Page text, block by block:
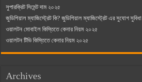
সুপারক্রিট সিমেন্ট দাম ২০২৫
জুডিশিয়াল ম্যাজিস্ট্রেট কি? জুডিশিয়াল ম্যাজিস্ট্রেট এর সুযোগ সুবিধা
ওয়ালটন মোবাইল কিস্তিতে কেনার নিয়ম ২০২৫
ওয়ালটন টিভি কিস্তিতে কেনার নিয়ম ২০২৫
Archives